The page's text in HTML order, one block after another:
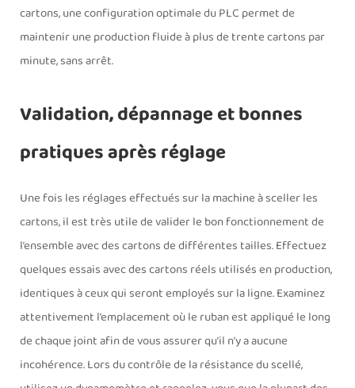
cartons, une configuration optimale du PLC permet de
maintenir une production fluide à plus de trente cartons par
minute, sans arrêt.
Validation, dépannage et bonnes
pratiques après réglage
Une fois les réglages effectués sur la machine à sceller les
cartons, il est très utile de valider le bon fonctionnement de
l’ensemble avec des cartons de différentes tailles. Effectuez
quelques essais avec des cartons réels utilisés en production,
identiques à ceux qui seront employés sur la ligne. Examinez
attentivement l’emplacement où le ruban est appliqué le long
de chaque joint afin de vous assurer qu’il n’y a aucune
incohérence. Lors du contrôle de la résistance du scellé,